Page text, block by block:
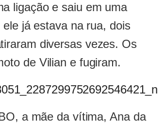
ligação e saiu em uma
já estava na rua, dois
diversas vezes. Os
de Vilian e fugiram.
a mãe da vítima, Ana da